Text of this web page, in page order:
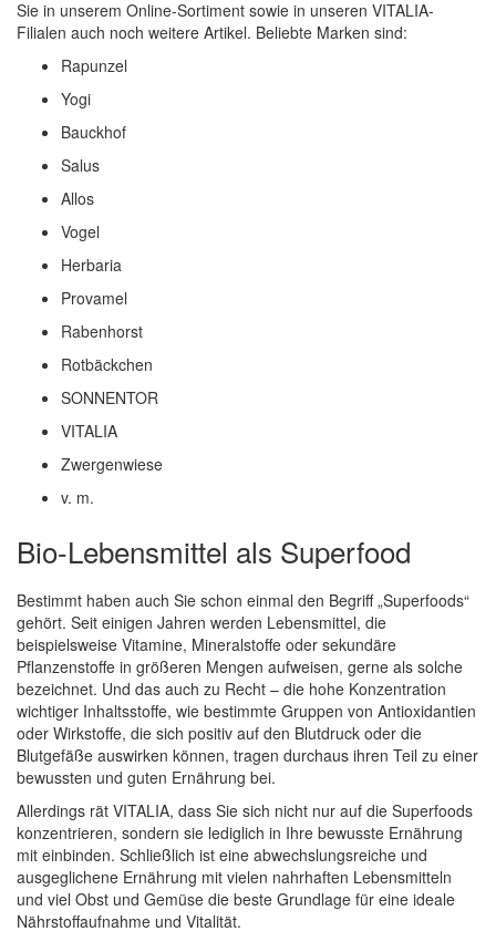
Sie in unserem Online-Sortiment sowie in unseren VITALIA-
Filialen auch noch weitere Artikel. Beliebte Marken sind:
Rapunzel
Yogi
Bauckhof
Salus
Allos
Vogel
Herbaria
Provamel
Rabenhorst
Rotbäckchen
SONNENTOR
VITALIA
Zwergenwiese
v. m.
Bio-Lebensmittel als Superfood
Bestimmt haben auch Sie schon einmal den Begriff „Superfoods“
gehört. Seit einigen Jahren werden Lebensmittel, die
beispielsweise Vitamine, Mineralstoffe oder sekundäre
Pflanzenstoffe in größeren Mengen aufweisen, gerne als solche
bezeichnet. Und das auch zu Recht – die hohe Konzentration
wichtiger Inhaltsstoffe, wie bestimmte Gruppen von Antioxidantien
oder Wirkstoffe, die sich positiv auf den Blutdruck oder die
Blutgefäße auswirken können, tragen durchaus ihren Teil zu einer
bewussten und guten Ernährung bei.
Allerdings rät VITALIA, dass Sie sich nicht nur auf die Superfoods
konzentrieren, sondern sie lediglich in Ihre bewusste Ernährung
mit einbinden. Schließlich ist eine abwechslungsreiche und
ausgeglichene Ernährung mit vielen nahrhaften Lebensmitteln
und viel Obst und Gemüse die beste Grundlage für eine ideale
Nährstoffaufnahme und Vitalität.